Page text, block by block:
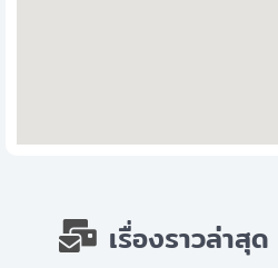
เรื่องราวล่าสุด